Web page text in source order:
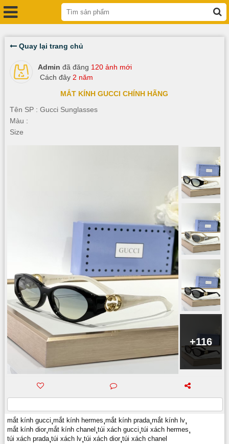
Quay lại trang chủ
Admin đã đăng 120 ảnh mới
Cách đây 2 năm
MẮT KÍNH GUCCI CHÍNH HÃNG
Tên SP : Gucci Sunglasses
Màu :
Size
+116
mắt kính gucci,mắt kính hermes,mắt kính prada,mắt kính lv,
mắt kính dior,mắt kính chanel ,túi xách gucci,túi xách hermes,
túi xách prada,túi xách lv,túi xách dior,túi xách chanel